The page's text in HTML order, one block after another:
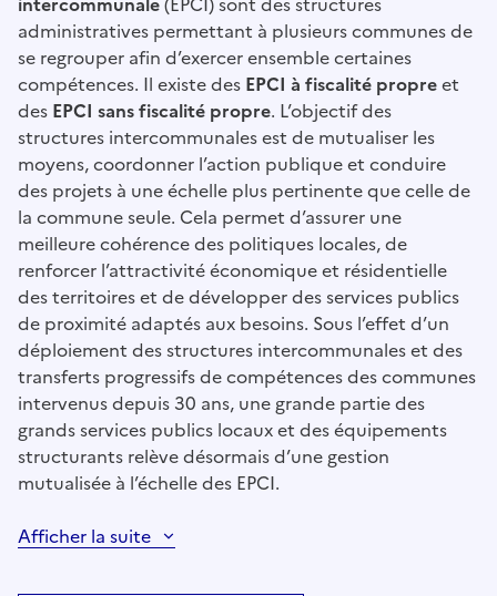
administratives permettant à plusieurs communes de
se regrouper afin d’exercer ensemble certaines
compétences. Il existe des EPCI à fiscalité propreet
des EPCI sans fiscalité propre. L’objectif des
structures intercommunales est de mutualiser les
moyens, coordonner l’action publique et conduire
des projets à une échelle plus pertinente que celle de
la commune seule. Cela permet d’assurer une
meilleure cohérence des politiques locales, de
renforcer l’attractivité économique et résidentielle
des territoires et de développer des services publics
de proximité adaptés aux besoins. Sous l’effet d’un
déploiement des structures intercommunales et des
transferts progressifs de compétences des communes
intervenus depuis 30 ans, une grande partie des
grands services publics locaux et des équipements
structurants relève désormais d’une gestion
mutualisée à l’échelle des EPCI.
Afficher la suite